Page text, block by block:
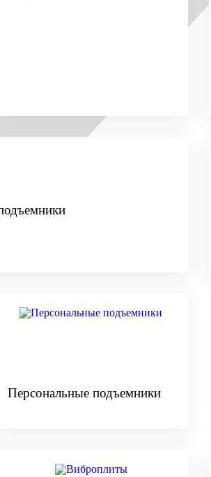
Персональные подъемники